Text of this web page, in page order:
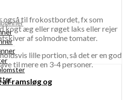
også til frokostbordet, fx som
kogt æg eller røget laks eller rejer
af solmodne tomater.
lille portion, så det er en god
til mere en 3-4 personer.
af ramsløg og